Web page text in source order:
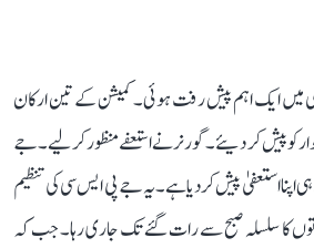
سی میں ایک اہم پیش رفت ہوئی۔ کمیشن کے تین ارکان
کو پیش کر دیئے۔ گورنر نے استعفے منظور کر لیے۔ جے
اپنا استعفیٰ پیش کر دیا ہے۔ یہ جے پی ایس سی کی تنظیم
کا سلسلہ صبح سے رات گئے تک جاری رہا۔ جب کہ